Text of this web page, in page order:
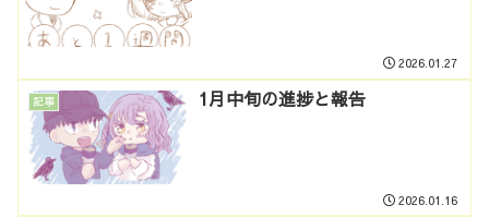
2026.01.27
記事 1月中旬の進捗と報告
2026.01.16